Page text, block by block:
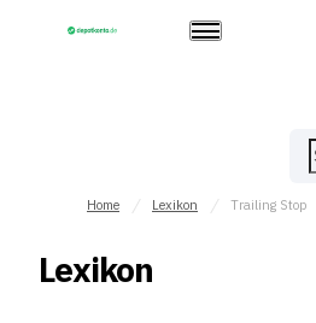
Home Lexikon Trailing Stop
Lexikon